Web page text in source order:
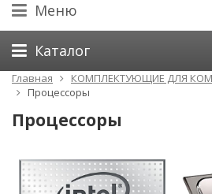
Меню
Каталог
Главная
КОМПЛЕКТУЮЩИЕ ДЛЯ
Процессоры
Процессоры